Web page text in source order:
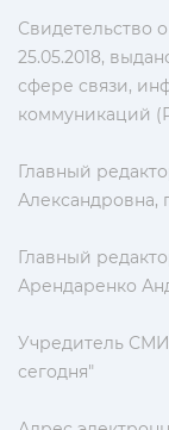
Свидетельство
25.05.2018,
сфере связи,
коммуникаций
Главный
Александровна,
Главный
Арендаренко
Учредитель СМИ
сегодня"